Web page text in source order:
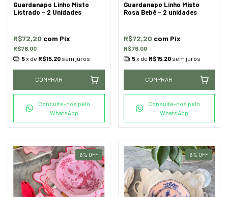
Guardanapo Linho Misto
Listrado - 2 Unidades
R$76,00
R$72,20 com Pix
5x de R$15,20 sem juros
COMPRAR
Consulte-nos pelo
WhatsApp
Guardanapo Linho Misto
Rosa Bebê - 2 unidades
R$76,00
R$72,20 com Pix
5x de R$15,20 sem juros
COMPRAR
Consulte-nos pelo
WhatsApp
6% OFF 6% OFF